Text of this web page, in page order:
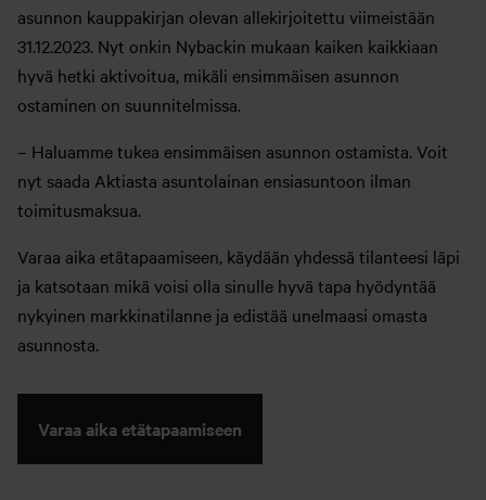
asunnon kauppakirjan olevan allekirjoitettu viimeistään
31.12.2023. Nyt onkin Nybackin mukaan kaiken kaikkiaan
hyvä hetki aktivoitua, mikäli ensimmäisen asunnon
ostaminen on suunnitelmissa.
– Haluamme tukea ensimmäisen asunnon ostamista. Voit
nyt saada Aktiasta asuntolainan ensiasuntoon ilman
toimitusmaksua.
Varaa aika etätapaamiseen, käydään yhdessä tilanteesi läpi
ja katsotaan mikä voisi olla sinulle hyvä tapa hyödyntää
nykyinen markkinatilanne ja edistää unelmaasi omasta
asunnosta.
Varaa aika etätapaamiseen